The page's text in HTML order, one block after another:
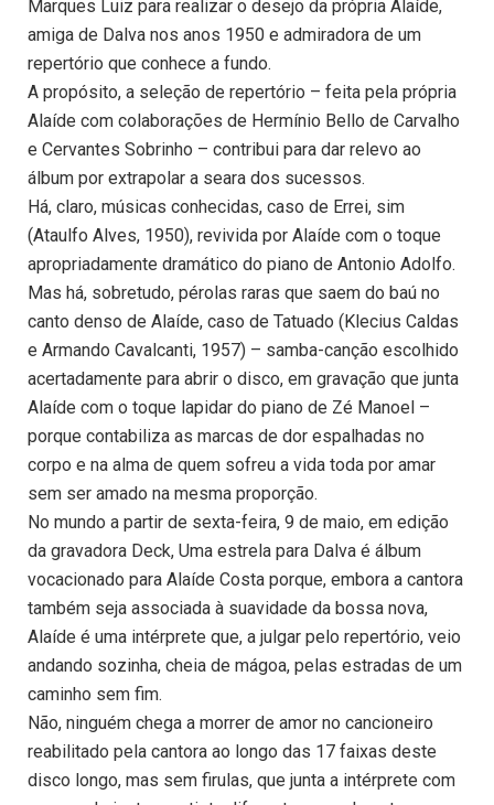
Marques Luiz para realizar o desejo da própria Alaíde,
amiga de Dalva nos anos 1950 e admiradora de um
repertório que conhece a fundo.
A propósito, a seleção de repertório – feita pela própria
Alaíde com colaborações de Hermínio Bello de Carvalho
e Cervantes Sobrinho – contribui para dar relevo ao
álbum por extrapolar a seara dos sucessos.
Há, claro, músicas conhecidas, caso de Errei, sim
(Ataulfo Alves, 1950), revivida por Alaíde com o toque
apropriadamente dramático do piano de Antonio Adolfo.
Mas há, sobretudo, pérolas raras que saem do baú no
canto denso de Alaíde, caso de Tatuado (Klecius Caldas
e Armando Cavalcanti, 1957) – samba-canção escolhido
acertadamente para abrir o disco, em gravação que junta
Alaíde com o toque lapidar do piano de Zé Manoel –
porque contabiliza as marcas de dor espalhadas no
corpo e na alma de quem sofreu a vida toda por amar
sem ser amado na mesma proporção.
No mundo a partir de sexta-feira, 9 de maio, em edição
da gravadora Deck, Uma estrela para Dalva é álbum
vocacionado para Alaíde Costa porque, embora a cantora
também seja associada à suavidade da bossa nova,
Alaíde é uma intérprete que, a julgar pelo repertório, veio
andando sozinha, cheia de mágoa, pelas estradas de um
caminho sem fim.
Não, ninguém chega a morrer de amor no cancioneiro
reabilitado pela cantora ao longo das 17 faixas deste
disco longo, mas sem firulas, que junta a intérprete com